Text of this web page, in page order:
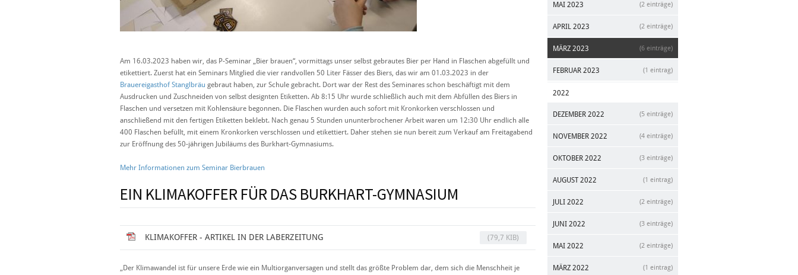
Am 16.03.2023 haben wir, das P-Seminar „Bier brauen“, vormittags unser selbst gebrautes Bier per Hand in Flaschen abgefüllt und
etikettiert. Zuerst hat ein Seminars Mitglied die vier randvollen 50 Liter Fässer des Biers, das wir am 01.03.2023 in der
Brauereigasthof Stanglbräu gebraut haben, zur Schule gebracht. Dort war der Rest des Seminares schon beschäftigt mit dem
Ausdrucken und Zuschneiden von selbst designten Etiketten. Ab 8:15 Uhr wurde schließlich auch mit dem Abfüllen des Biers in
Flaschen und versetzen mit Kohlensäure begonnen. Die Flaschen wurden auch sofort mit Kronkorken verschlossen und
anschließend mit den fertigen Etiketten beklebt. Nach genau 5 Stunden ununterbrochener Arbeit waren um 12:30 Uhr endlich alle
400 Flaschen befüllt, mit einem Kronkorken verschlossen und etikettiert. Daher stehen sie nun bereit zum Verkauf am Freitagabend
zur Eröffnung des 50-jährigen Jubiläums des Burkhart-Gymnasiums.
Mehr Informationen zum Seminar Bierbrauen
EIN KLIMAKOFFER FÜR DAS BURKHART-GYMNASIUM
KLIMAKOFFER - ARTIKEL IN DER LABERZEITUNG (79,7 KIB)
„Der Klimawandel ist für unsere Erde wie ein Multiorganversagen und stellt das größte Problem dar, dem sich die Menschheit je
MAI 2023 (2 einträge)
APRIL 2023 (2 einträge)
MÄRZ 2023 (6 einträge)
FEBRUAR 2023 (1 eintrag)
2022
DEZEMBER 2022 (5 einträge)
NOVEMBER 2022 (4 einträge)
OKTOBER 2022 (3 einträge)
AUGUST 2022 (1 eintrag)
JULI 2022 (2 einträge)
JUNI 2022 (3 einträge)
MAI 2022 (2 einträge)
MÄRZ 2022 (1 eintrag)